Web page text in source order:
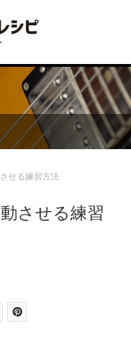
せる練習方法
させる練習